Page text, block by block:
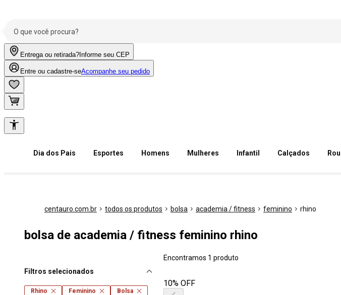
Entrega ou retirada? Informe seu CEP
Entre ou cadastre-seAcompanhe seu pedido
Dia dos Pais Esportes Homens Mulheres Infantil Calçados
centauro.com.br todos os produtos bolsa academia / fitness feminino rhino
bolsa de academia / fitness feminino rhino
Filtros selecionados
Rhino Feminino
Bolsa
Encontramos 1 produto
10% OFF